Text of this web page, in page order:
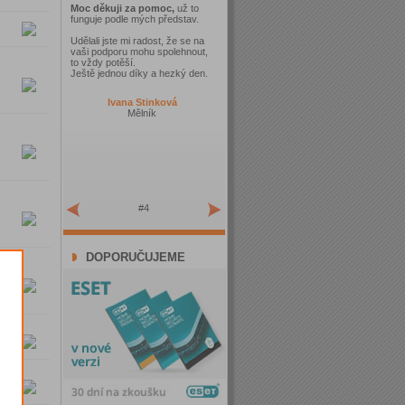
Moc děkuji za pomoc,už to
funguje podle mých představ.
Udělali jste mi radost, že se na
vaši podporu mohu spolehnout,
to vždy potěší.
Ještě jednou díky a hezký den.
Ivana Stinková
Mělník
#4
DOPORUČUJEME